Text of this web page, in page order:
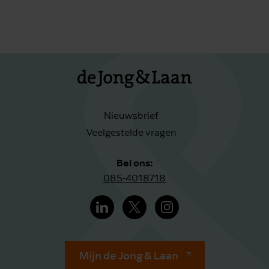
Nieuwsbrief
Veelgestelde vragen
Bel ons:
085-4018718
Mijn de Jong & Laan